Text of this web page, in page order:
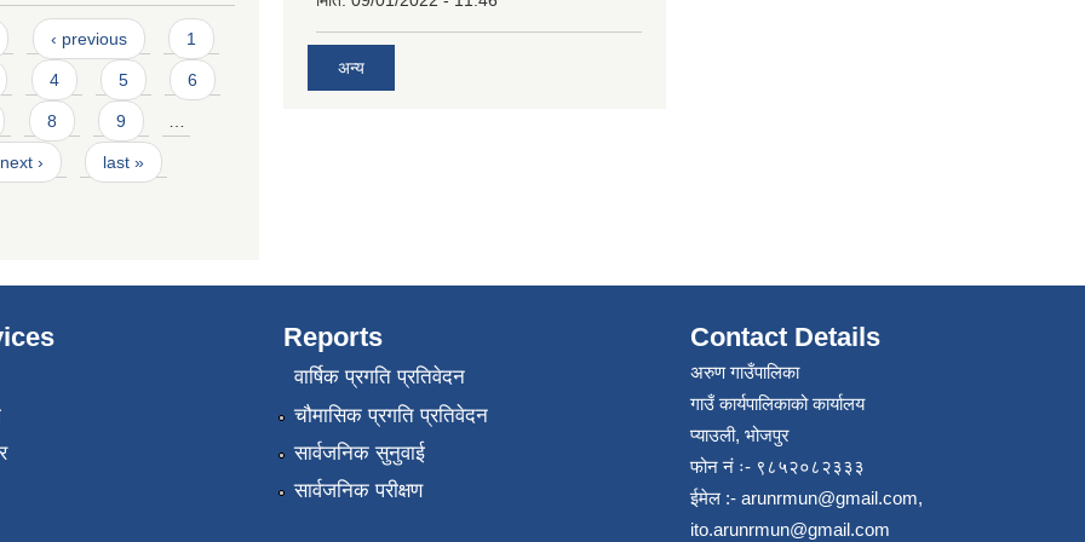
‹ previous 1
4 5 6
8 9 …
next › last »
अन्य
Reports
वार्षिक प्रगति प्रतिवेदन
चौमासिक प्रगति प्रतिवेदन
सार्वजनिक सुनुवाई
सार्वजनिक परीक्षण
Contact Details
अरुण गाउँपालिका
गाउँ कार्यपालिकाको कार्यालय
प्याउली, भोजपुर
फोन नं ः- ९८५२०८२३३३
ईमेल :- arunrmun@gmail.com,
ito.arunrmun@gmail.com